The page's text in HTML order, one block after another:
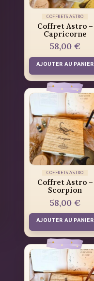
COFFRETS ASTRO
Coffret Astro –
Capricorne
58,00 €
AJOUTER AU PANIER
COFFRETS ASTRO
Coffret Astro –
Scorpion
58,00 €
AJOUTER AU PANIER